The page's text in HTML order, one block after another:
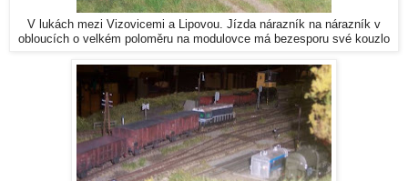
V lukách mezi Vizovicemi a Lipovou. Jízda nárazník na nárazník v
obloucích o velkém poloměru na modulovce má bezesporu své kouzlo